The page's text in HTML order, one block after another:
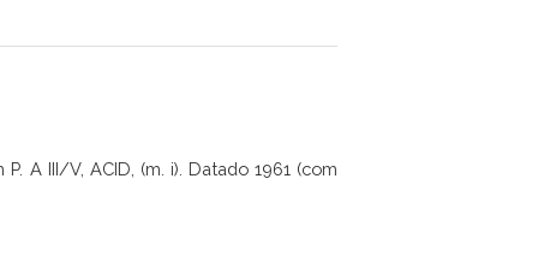
A III/V, ACID, (m. i). Datado 1961 (com